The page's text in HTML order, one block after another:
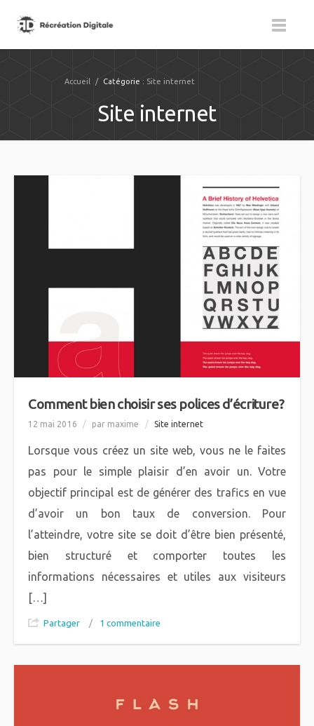
Accueil / Catégorie : Site internet
Site internet
Comment bien choisir ses polices d’écriture?
12 mai 2016 / par maxime / Site internet
Lorsque vous créez un site web, vous ne le faites
pas pour le simple plaisir d’en avoir un. Votre
objectif principal est de générer des trafics en vue
d’avoir un bon taux de conversion. Pour
l’atteindre, votre site se doit d’être bien présenté,
bien structuré et comporter toutes les
informations nécessaires et utiles aux visiteurs
[…]
Partager / 1 commentaire